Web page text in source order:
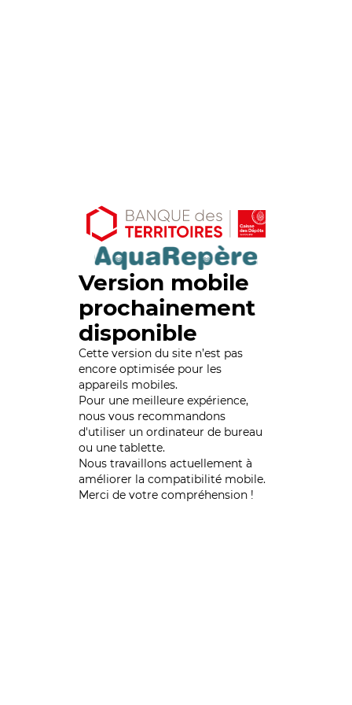
Version mobile
prochainement
disponible
Cette version du site n’est pas
encore optimisée pour les
appareils mobiles.
Pour une meilleure expérience,
nous vous recommandons
d'utiliser un ordinateur de bureau
ou une tablette.
Nous travaillons actuellement à
améliorer la compatibilité mobile.
Merci de votre compréhension !